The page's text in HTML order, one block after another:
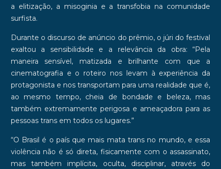
a elitização, a misoginia e atransfobia na comunidade
surfista.
Durante o discurso de anúncio do prêmio, o júri do festival
exaltou a sensibilidade e a relevância da obra: “Pela
maneira sensível, matizada e brilhante com que a
cinematografia e o roteiro nos levam à experiência da
protagonista e nos transportam para uma realidade que é,
ao mesmo tempo, cheia de bondade e beleza, mas
também extremamente perigosa e ameaçadora para as
pessoas trans em todos os lugares.”
“O Brasil é o país que mais mata trans no mundo, e essa
violência não é só direta, fisicamente com o assassinato,
mas também implícita, oculta, disciplinar, através do